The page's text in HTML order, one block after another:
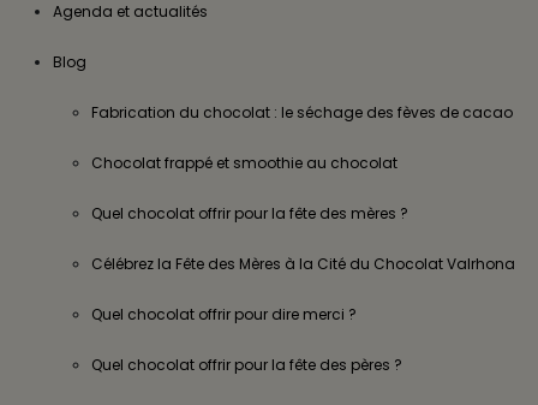
Agenda et actualités
Blog
Fabrication du chocolat : le séchage des fèves de cacao
Chocolat frappé et smoothie au chocolat
Quel chocolat offrir pour la fête des mères ?
Célébrez la Fête des Mères à la Cité du Chocolat Valrhona
Quel chocolat offrir pour dire merci ?
Quel chocolat offrir pour la fête des pères ?